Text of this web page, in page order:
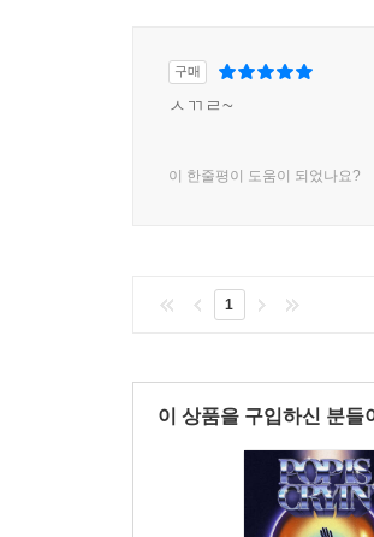
구매
ㅅㄲㄹ~
이 한줄평이 도움이 되었나요?
1
이 상품을 구입하신 분들